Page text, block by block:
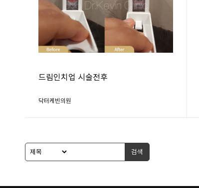
드림인치업 시술전후
닥터케빈의원
검색